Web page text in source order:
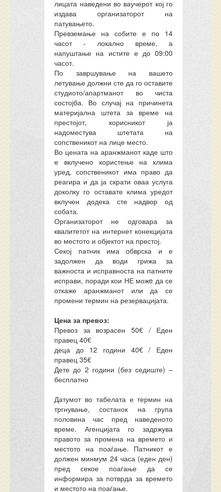
лицата наведени во ваучерот кој го
издава организаторот на
патувањето.
Превземање на собите е по 14
часот - локално време, а
напуштање на истите е до 09:00
часот.
По завршување на вашето
летување должни сте да го оставите
студиото/апартманот во чиста
состојба. Во случај на причинета
материјална штета за време на
престојот, корисникот ја
надоместува штетата на
сопственикот на лице место.
Во цената на аранжманот каде што
е вклучено користење на клима
уред, сопственикот има право да
реагира и да ја скрати оваа услуга
доколку го оставате клима уредот
вклучен додека сте надвор од
собата.
Организаторот не одговара за
квалитетот на интернет конекцијата
во местото и објектот на престој.
Секој патник има обврска и е
задолжен да води грижа за
важноста и исправноста на патните
исправи, поради кои НЕ можe да се
откаже аранжманот или да се
промени термин на резервацијата.
Цена за превоз:
Превоз за возрасен 50€ / Еден
правец 40€
деца до 12 години 40€ / Еден
правец 35€
Дете до 2 години (без седиште) –
бесплатно
Датумот во табелата е термин на
тргнување, состанок на група
половина час пред наведеното
време. Агенцијата го задржува
правото за промена на времето и
местото на поаѓање. Патникот е
должен минмум 24 часа (еден ден)
пред секое поаѓање да се
информира за потврда за времето
и местото на поаѓање.